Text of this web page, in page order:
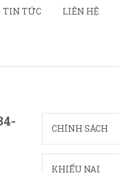
TIN TỨC LIÊN HỆ
CHÍNH SÁCH
KHIẾU NẠI